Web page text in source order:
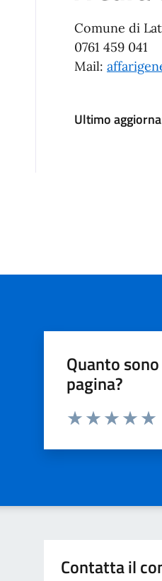
Comune di
0761 459 041
Mail:
Ultimo
Quanto
pagina?
Valuta da 1 a 5 stelle la
Valuta
Valuta 2
Valuta 1 stelle
Contatta il